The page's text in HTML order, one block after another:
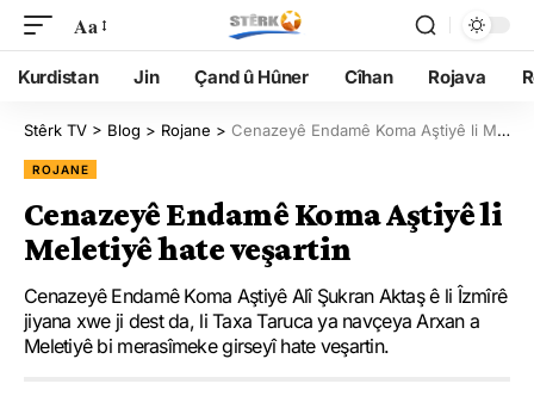
Aa
Kurdistan Jin Çand û Hûner Cîhan Rojava
Stêrk TV > Blog > Rojane > Cenazeyê Endamê Koma Aştiyê li Meletiyê hate veşartin
ROJANE
Cenazeyê Endamê Koma Aştiyê li
Meletiyê hate veşartin
Cenazeyê Endamê Koma Aştiyê Alî Şukran Aktaş ê li Îzmîrê
jiyana xwe ji dest da, li Taxa Taruca ya navçeya Arxan a
Meletiyê bi merasîmeke girseyî hate veşartin.